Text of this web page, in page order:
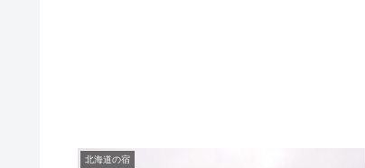
北海道の宿